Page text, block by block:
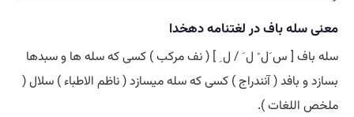
معنی سله باف در لغتنامه دهخدا
سله باف [ س َل ْ ل َ / ل ِ ] ( نف مرکب ) کسی که سله ها و سبدها
بسازد و بافد ( آنندراج ) کسی که سله میسازد ( ناظم الاطباء ) سلال (
ملخص اللغات ).